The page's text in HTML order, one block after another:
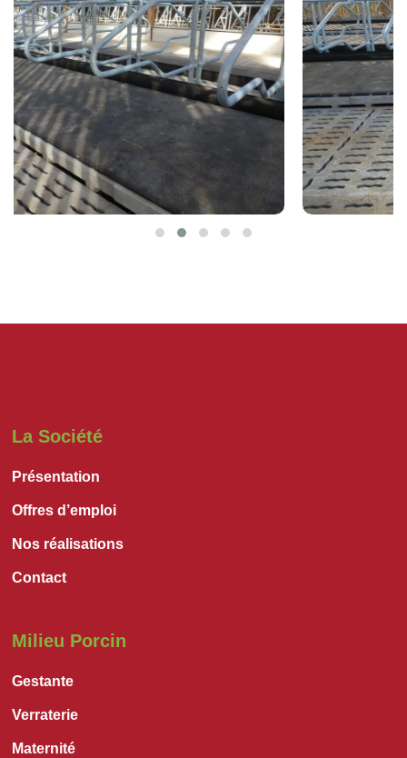
La Société
Présentation
Offres d’emploi
Nos réalisations
Contact
Milieu Porcin
Gestante
Verraterie
Maternité